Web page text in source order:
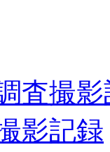
査撮
影記録